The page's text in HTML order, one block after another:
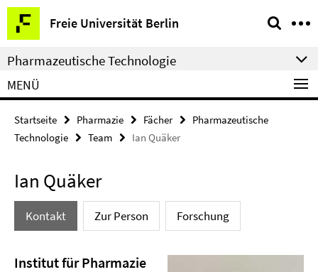
Springe
direkt
zu
Inhalt
Freie Universität Berlin
Service-
Navigation
Pharmazeutische Technologie
MENÜ
Startseite Pharmazie Fächer
Pharmazeutische
Technologie
Team Ian Quäker
Ian Quäker
Kontakt Zur Person Forschung
Institut für Pharmazie